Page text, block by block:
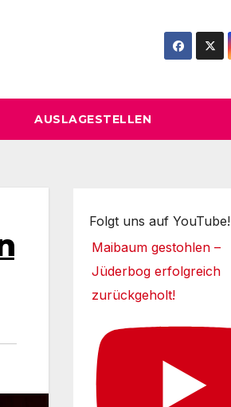
AUSLAGESTELLEN
Folgt uns auf YouTube!
Maibaum gestohlen –
Jüderbog erfolgreich
zurückgeholt!